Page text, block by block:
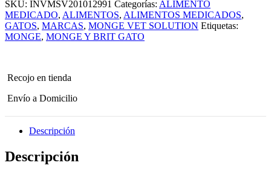
Feline
Urinary
Struvite
1.5
kg
SKU: INVMSV201012991 Categorías: ALIMENTO
MEDICADO, ALIMENTOS, ALIMENTOS MEDICADOS,
GATOS, MARCAS, MONGE VET SOLUTION Etiquetas:
MONGE, MONGE Y BRIT GATO
Recojo en tienda
Envío a Domicilio
Descripción
Descripción